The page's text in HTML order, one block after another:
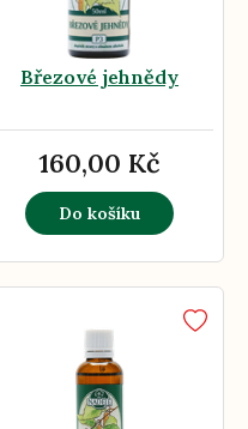
Březové jehnědy
160,00 Kč
Do košíku